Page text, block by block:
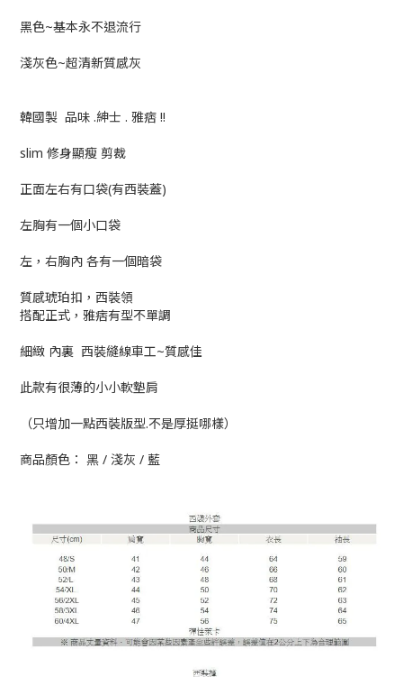
黑色~基本永不退流行
淺灰色~超清新質感灰
韓國製 品味 .紳士 . 雅痞 !!
slim 修身顯瘦 剪裁
正面左右有口袋(有西裝蓋)
左胸有一個小口袋
左，右胸內 各有一個暗袋
質感琥珀扣，西裝領
搭配正式，雅痞有型不單調
細緻 內裏 西裝縫線車工~質感佳
此款有很薄的小小軟墊肩
（只增加一點西裝版型.不是厚挺哪樣）
商品顏色： 黑 / 淺灰 / 藍